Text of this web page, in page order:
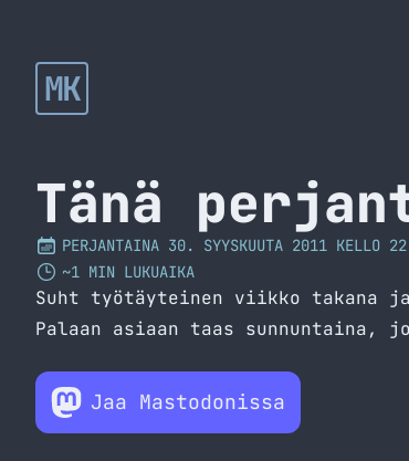
MK
Tänä
PERJANTAINA 30. SYYSKUUTA 2011 KELLO
~1 MIN LUKUAIKA
Suht työtäyteinen viikko takana
Palaan asiaan taas sunnuntaina,
Jaa Mastodonissa